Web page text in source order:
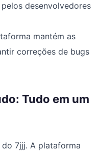
desenvolvedores
mantém as
correções de bugs
Tudo em um
7jjj. A plataforma